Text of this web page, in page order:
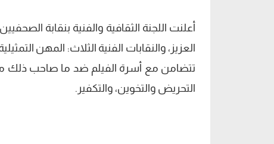
أعلنت اللجنة الثقافية والفنية بنقابة
العزيز، والنقابات الفنية الثلاث: المهن
تتضامن مع أسرة الفيلم ضد ما صاحب ذلك
التحريض والتخوين، والتكفير.